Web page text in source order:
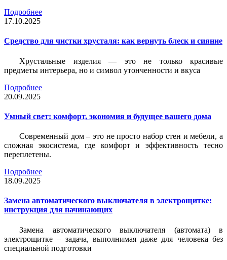
Подробнее
17.10.2025
Средство для чистки хрусталя: как вернуть блеск и сияние
Хрустальные изделия — это не только красивые
предметы интерьера, но и символ утонченности и вкуса
Подробнее
20.09.2025
Умный свет: комфорт, экономия и будущее вашего дома
Современный дом – это не просто набор стен и мебели, а
сложная экосистема, где комфорт и эффективность тесно
переплетены.
Подробнее
18.09.2025
Замена автоматического выключателя в электрощитке:
инструкция для начинающих
Замена автоматического выключателя (автомата) в
электрощитке – задача, выполнимая даже для человека без
специальной подготовки